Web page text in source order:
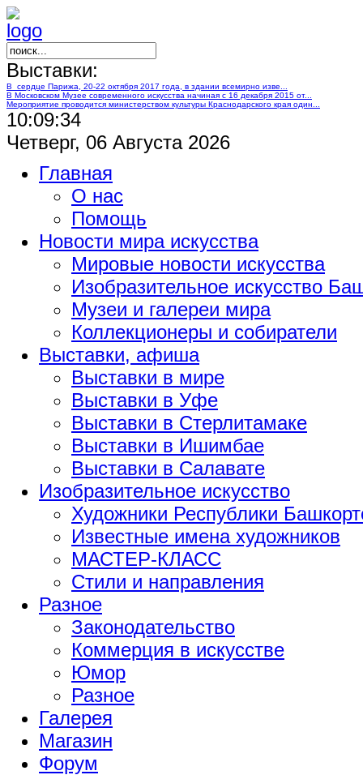
Выставки:
В сердце Парижа, 20-22 октября 2017 года, в здании всемирно изве...
В Московском Музее современного искусства начиная с 16 декабря 2015 от...
Мероприятие проводится министерством культуры Краснодарского края один...
10:09:35
Четверг, 06 Августа 2026
Главная
О нас
Помощь
Новости мира искусства
Мировые новости искусства
Изобразительное искусство
Музеи и галереи мира
Коллекционеры и собиратели
Выставки, афиша
Выставки в мире
Выставки в Уфе
Выставки в Стерлитамаке
Выставки в Ишимбае
Выставки в Салавате
Изобразительное искусство
Художники Республики
Известные имена художников
МАСТЕР-КЛАСС
Стили и направления
Разное
Законодательство
Коммерция в искусстве
Юмор
Разное
Галерея
Магазин
Форум